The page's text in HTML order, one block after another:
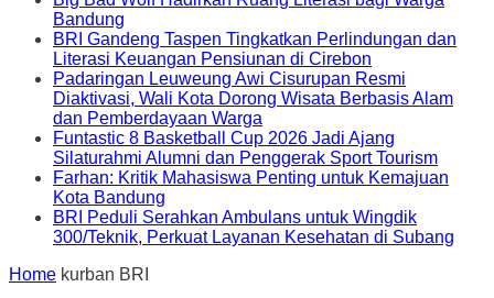
Bandung
BRI Gandeng Taspen Tingkatkan Perlindungan dan
Literasi Keuangan Pensiunan di Cirebon
Padaringan Leuweung Awi Cisurupan Resmi
Diaktivasi, Wali Kota Dorong Wisata Berbasis Alam
dan Pemberdayaan Warga
Funtastic 8 Basketball Cup 2026 Jadi Ajang
Silaturahmi Alumni dan Penggerak Sport Tourism
Farhan: Kritik Mahasiswa Penting untuk Kemajuan
Kota Bandung
BRI Peduli Serahkan Ambulans untuk Wingdik
300/Teknik, Perkuat Layanan Kesehatan di Subang
Home kurban BRI